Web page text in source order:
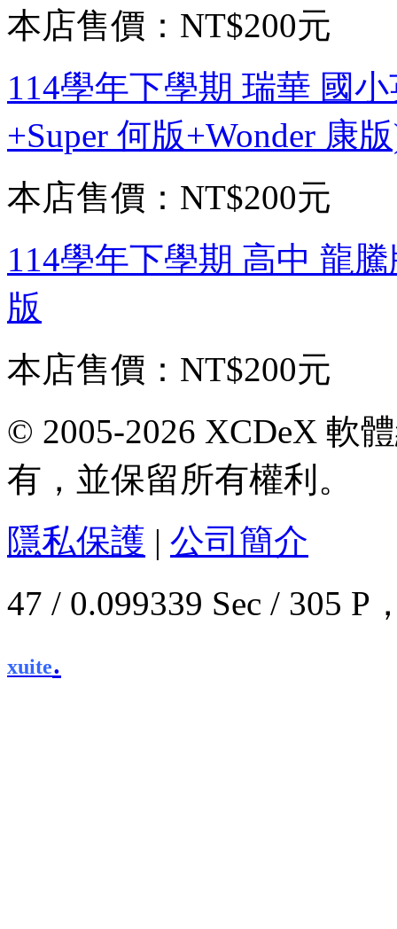
本店售價： NT$200元
114學年下學期 瑞華 國
+Super 何版+Wonder 康
本店售價： NT$200元
114學年下學期 高中 龍
版
本店售價： NT$200元
© 2005-2026 XCDeX 軟
有，並保留所有權利。
隱私保護 | 公司簡介
47 / 0.099339 Sec / 305
xuite.